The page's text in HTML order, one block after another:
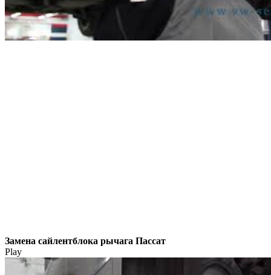
Замена сайлентблока рычага Пассат
Play